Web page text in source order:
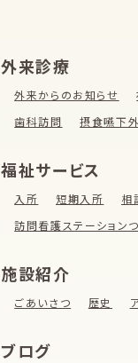
外来診療
外来からのお知らせ
歯科訪問
摂食嚥下
福祉サービス
入所 短期入所 相
訪問看護ステーションつ
施設紹介
ごあいさつ 歴史
ブログ